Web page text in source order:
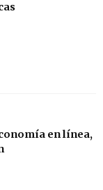
en línea,